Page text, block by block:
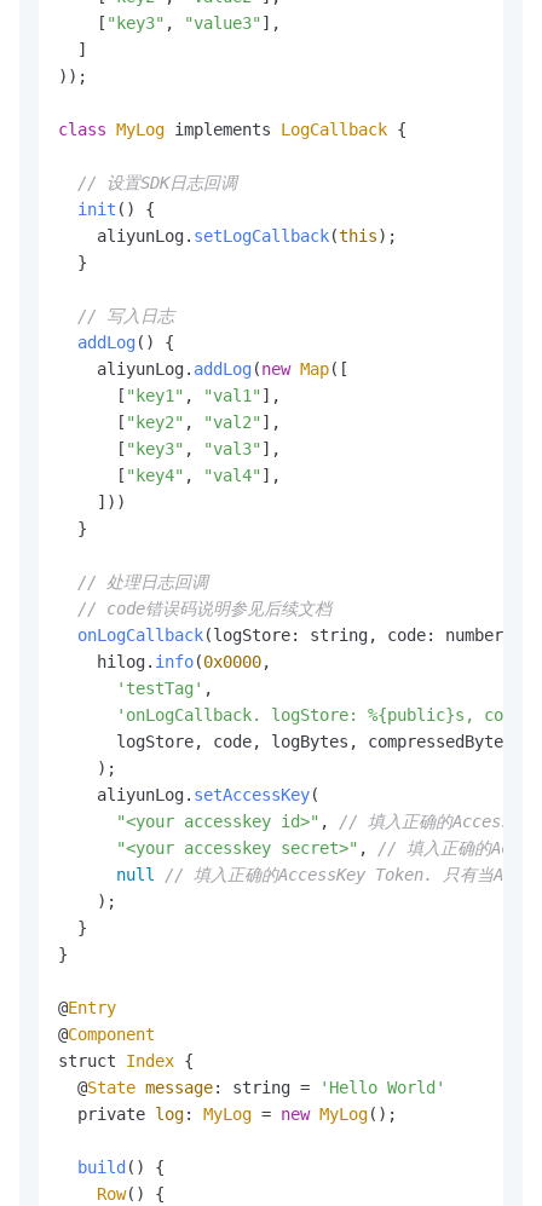
    [
"key3" , "value3" ],
  ]
));
class MyLog implements LogCallback {
// 设置SDK日志回调
init ( ) {
    aliyunLog.
setLogCallback(this);
  }
// 写入日志
addLog( ) {
    aliyunLog.
addLog(new Map([
      [
"key1" , "val1" ],
      [
"key2" , "val2" ],
      [
"key3" , "val3" ],
      [
"key4" , "val4" ],
    ]))
  }
// 处理日志回调
// code错误码说明参见后续文档
onLogCallback(logStore: string, code: number,
    hilog.
info(0x0000,
'testTag' ,
'onLogCallback. logStore: %{public}s,
logStore, code, logBytes, compressedBytes,
    );
    aliyunLog.
setAccessKey(
"<your accesskey id>" , // 填入正确的
"<your accesskey secret>" , // 填入正确的
null
// 填入正确的AccessKey Token. 只有当
    );
  }
}
@Entry
@Component
struct Index {
  @
State message: string =
'Hello World'
  private
log: MyLog = new MyLog();
build ( ) {
Row() {